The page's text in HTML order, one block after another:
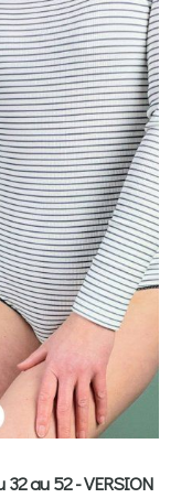
au 52 - VERSION